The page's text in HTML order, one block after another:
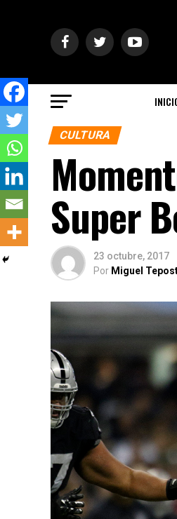
CULTURA
Super
23 octubre, 2017
Por Miguel